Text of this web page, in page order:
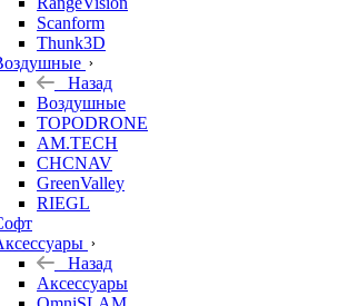
Scanform
Thunk3D
Назад
Воздушные
TOPODRONE
AM.TECH
CHCNAV
GreenValley
RIEGL
Назад
Аксессуары